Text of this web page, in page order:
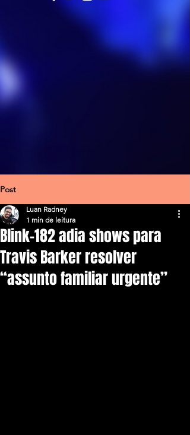
Post
Blink-182 adia shows para
Travis Barker resolver
“assunto familiar urgente”
Luan Radney
1 min de leitura